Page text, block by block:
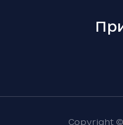
зодіаку на 19Copyright